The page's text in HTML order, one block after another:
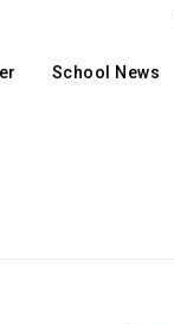
School News